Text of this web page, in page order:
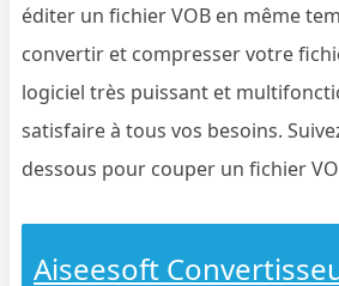
éditer un fichier VOB en même
convertir et compresser votre
logiciel très puissant et
satisfaire à tous vos besoins.
dessous pour couper un fichier
Aiseesoft